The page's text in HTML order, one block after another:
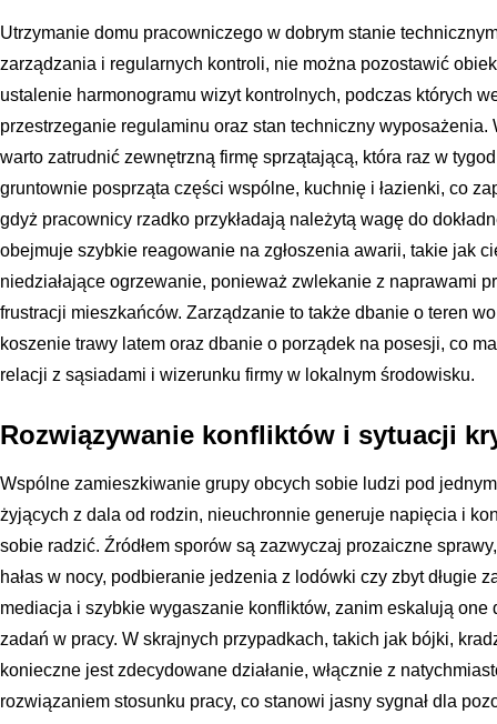
Utrzymanie domu pracowniczego w dobrym stanie
zarządzania i regularnych kontroli, nie można pozostawić
ustalenie harmonogramu wizyt kontrolnych, podczas których
przestrzeganie regulaminu oraz stan techniczny
warto zatrudnić zewnętrzną firmę sprzątającą, która raz w
gruntownie posprząta części wspólne, kuchnię i łazienki, co
gdyż pracownicy rzadko przykładają należytą wagę do
obejmuje szybkie reagowanie na zgłoszenia awarii, takie jak
niedziałające ogrzewanie, ponieważ zwlekanie z naprawami
frustracji mieszkańców. Zarządzanie to także dbanie o teren
koszenie trawy latem oraz dbanie o porządek na posesji, co
relacji z sąsiadami i wizerunku firmy w lokalnym środowisku.
Rozwiązywanie konfliktów i sytuacji
Wspólne zamieszkiwanie grupy obcych sobie ludzi pod
żyjących z dala od rodzin, nieuchronnie generuje napięcia i
sobie radzić. Źródłem sporów są zazwyczaj prozaiczne
hałas w nocy, podbieranie jedzenia z lodówki czy zbyt długie
mediacja i szybkie wygaszanie konfliktów, zanim eskalują
zadań w pracy. W skrajnych przypadkach, takich jak bójki,
konieczne jest zdecydowane działanie, włącznie z
rozwiązaniem stosunku pracy, co stanowi jasny sygnał dla